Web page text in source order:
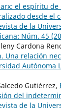
el espíritu
desde el
de la
Núm. 45
Cardona
Una relación
Autónoma
Gutiérrez,
del
de la